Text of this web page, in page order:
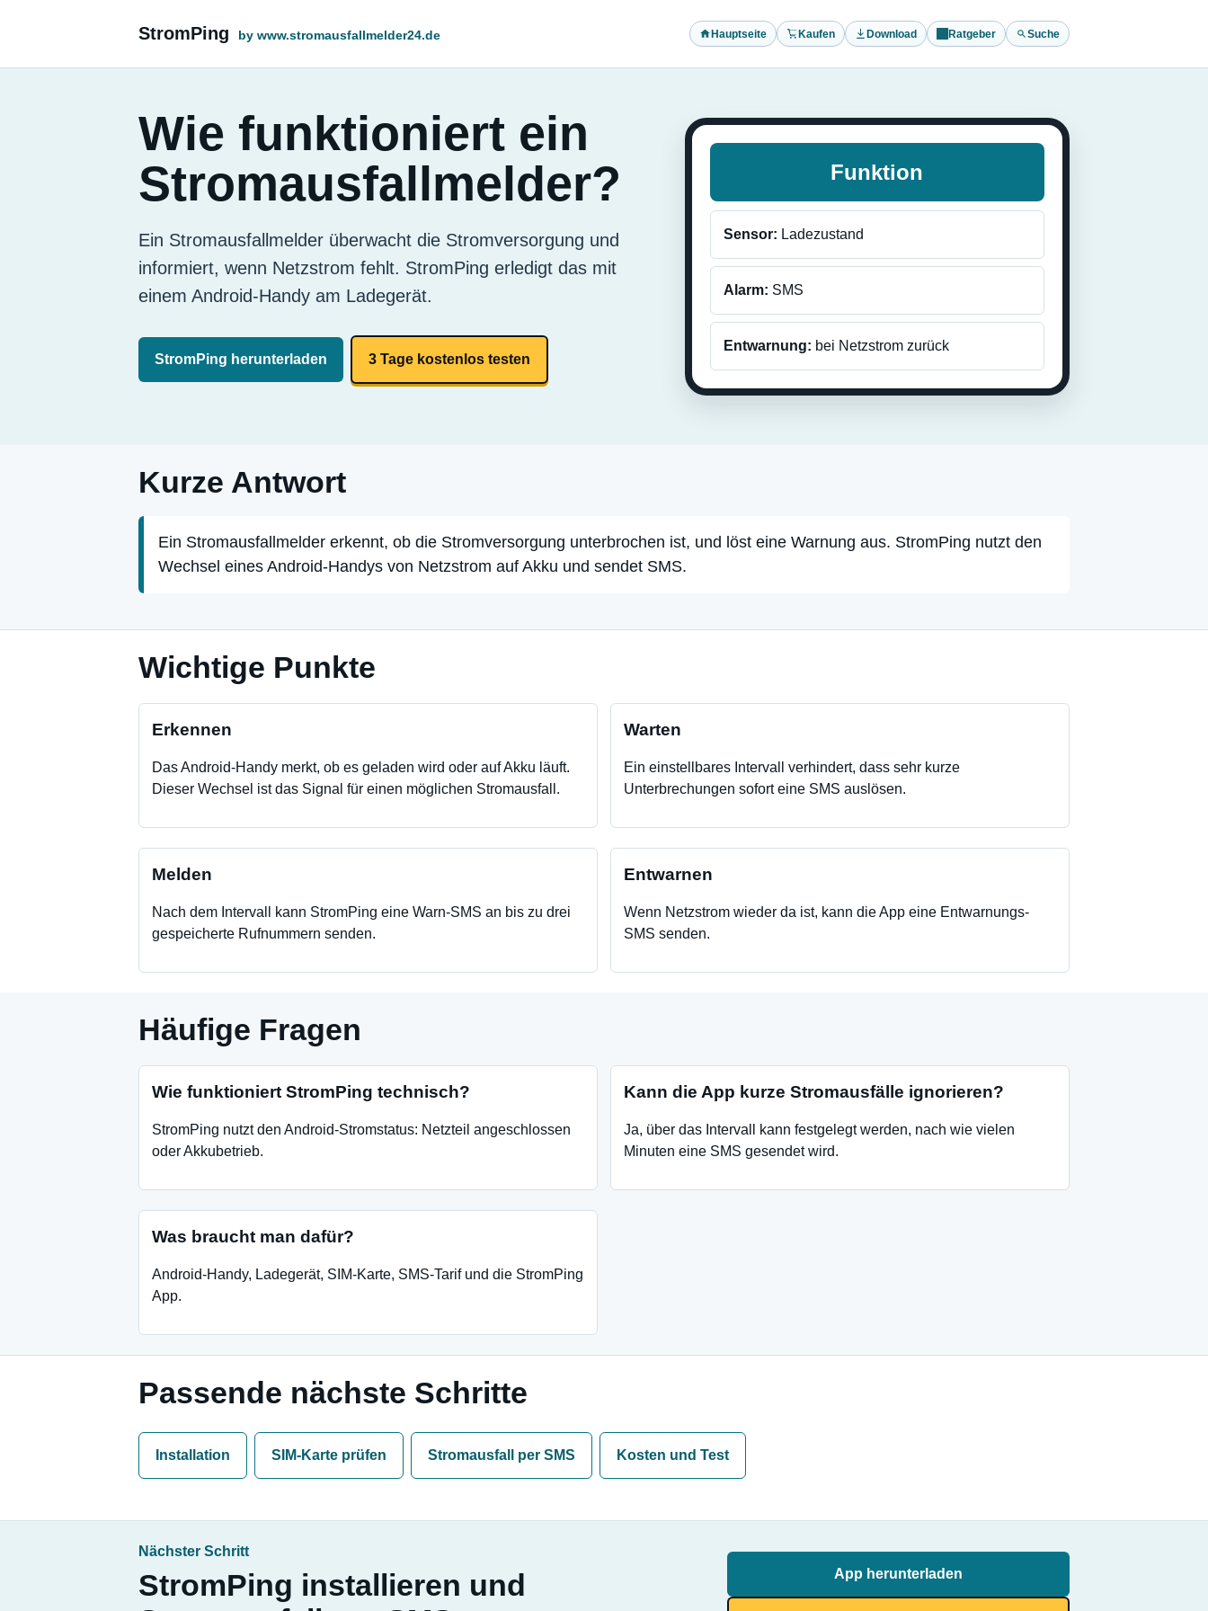
StromPing by www.stromausfallmelder24.de Hauptseite Kaufen Download Ratgeber Suche
Wie funktioniert ein
Stromausfallmelder?
Ein Stromausfallmelder überwacht die Stromversorgung und
informiert, wenn Netzstrom fehlt. StromPing erledigt das mit
einem Android-Handy am Ladegerät.
StromPing herunterladen 3 Tage kostenlos testen
Funktion
Sensor: Ladezustand
Alarm: SMS
Entwarnung: bei Netzstrom zurück
Kurze Antwort
Ein Stromausfallmelder erkennt, ob die Stromversorgung unterbrochen ist, und löst eine Warnung aus. StromPing nutzt den
Wechsel eines Android-Handys von Netzstrom auf Akku und sendet SMS.
Wichtige Punkte
Erkennen
Das Android-Handy merkt, ob es geladen wird oder auf Akku läuft.
Dieser Wechsel ist das Signal für einen möglichen Stromausfall.
Warten
Ein einstellbares Intervall verhindert, dass sehr kurze
Unterbrechungen sofort eine SMS auslösen.
Melden
Nach dem Intervall kann StromPing eine Warn-SMS an bis zu drei
gespeicherte Rufnummern senden.
Entwarnen
Wenn Netzstrom wieder da ist, kann die App eine Entwarnungs-
SMS senden.
Häufige Fragen
Wie funktioniert StromPing technisch?
StromPing nutzt den Android-Stromstatus: Netzteil angeschlossen
oder Akkubetrieb.
Kann die App kurze Stromausfälle ignorieren?
Ja, über das Intervall kann festgelegt werden, nach wie vielen
Minuten eine SMS gesendet wird.
Was braucht man dafür?
Android-Handy, Ladegerät, SIM-Karte, SMS-Tarif und die StromPing
App.
Passende nächste Schritte
Installation SIM-Karte prüfen Stromausfall per SMS Kosten und Test
Nächster Schritt
StromPing installieren und
App herunterladen